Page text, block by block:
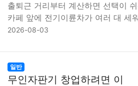
출퇴근 거리부터 계산하면 선택이
카페 앞에 전기이륜차가 여러 대 세
2026-08-03
일반
무인자판기 창업하려면 이